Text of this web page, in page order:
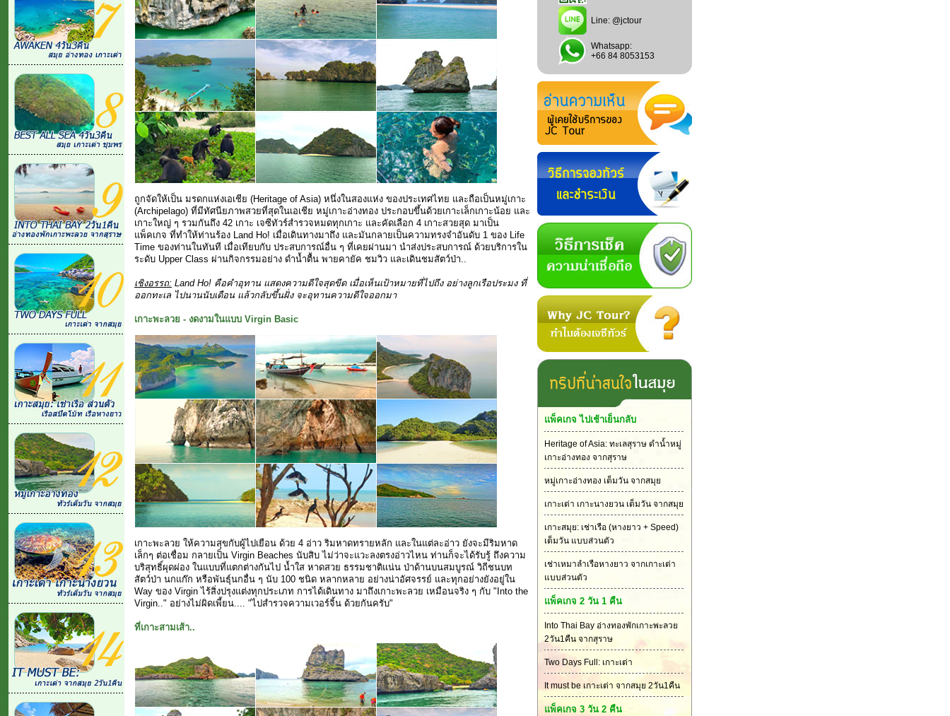
ถูกจัดให้เป็น มรดกแห่งเอเชีย (Heritage of Asia) หนึ่งในสองแห่ง ของประเทศไทย และถือเป็นหมู่เกาะ
(Archipelago) ที่มีทัศนียภาพสวยที่สุดในเอเชีย หมู่เกาะอ่างทอง ประกอบขึ้นด้วยเกาะเล็กเกาะน้อย และ
เกาะใหญ่ ๆ รวมกันถึง 42 เกาะ เจซีทัวร์สำรวจหมดทุกเกาะ และคัดเลือก 4 เกาะสวยสุด มาเป็น
แพ็คเกจ ที่ทำให้ท่านร้อง Land Ho! เมื่อเดินทางมาถึง และมันกลายเป็นความทรงจำอันดับ 1 ของ Life
Time ของท่านในทันที เมื่อเทียบกับ ประสบการณ์อื่น ๆ ที่เคยผ่านมา นำส่งประสบการณ์ ด้วยบริการใน
ระดับ Upper Class ผ่านกิจกรรมอย่าง ดำน้ำตื้น พายคายัค ชมวิว และเดินชมสัตว์ป่า..
เชิงอรรถ: Land Ho! คือคำอุทาน แสดงความดีใจสุดขีด เมื่อเห็นเป้าหมายที่ไปถึง อย่างลูกเรือประมง ที่
ออกทะเล ไปนานนับเดือน แล้วกลับขึ้นฝั่ง จะอุทานความดีใจออกมา
เกาะพะลวย - งดงามในแบบ Virgin Basic
เกาะพะลวย ให้ความสุขกับผู้ไปเยือน ด้วย 4 อ่าว ริมหาดทรายหลัก และในแต่ละอ่าว ยังจะมีริมหาด
เล็กๆ ต่อเชื่อม กลายเป็น Virgin Beaches นับสิบ ไม่ว่าจะแวะลงตรงอ่าวไหน ท่านก็จะได้รับรู้ ถึงความ
บริสุทธิ์ผุดผ่อง ในแบบที่แตกต่างกันไป น้ำใส หาดสวย ธรรมชาติแน่น ป่าด้านบนสมบูรณ์ วิถีชนบท
สัตว์ป่า นกแก๊ก หรือพันธุ์นกอื่น ๆ นับ 100 ชนิด หลากหลาย อย่างน่าอัศจรรย์ และทุกอย่างยังอยู่ใน
Way ของ Virgin ไร้สิ่งปรุงแต่งทุกประเภท การได้เดินทาง มาถึงเกาะพะลวย เหมือนจริง ๆ กับ "Into the
Virgin.." อย่างไม่ผิดเพี้ยน.... "ไปสำรวจความเวอร์จิ้น ด้วยกันครับ"
ที่เกาะสามเส้า..
Line: @jctour
Whatsapp:
+66 84 8053153
แพ็คเกจ ไปเช้าเย็นกลับ
Heritage of Asia: ทะเลสุราษ ดำน้ำหมู่
เกาะอ่างทอง จากสุราษ
หมู่เกาะอ่างทอง เต็มวัน จากสมุย
เกาะเต่า เกาะนางยวน เต็มวัน จากสมุย
เกาะสมุย: เช่าเรือ (หางยาว + Speed)
เต็มวัน แบบส่วนตัว
เช่าเหมาลำเรือหางยาว จากเกาะเต่า
แบบส่วนตัว
แพ็คเกจ 2 วัน 1 คืน
Into Thai Bay อ่างทองพักเกาะพะลวย
2วัน1คืน จากสุราษ
Two Days Full: เกาะเต่า
It must be เกาะเต่า จากสมุย 2วัน1คืน
แพ็คเกจ 3 วัน 2 คืน